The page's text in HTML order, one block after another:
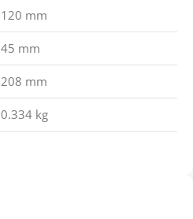
120 mm
45 mm
208 mm
0.334 kg